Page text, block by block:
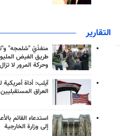
التقارير
منفذَيّ "شلمجه"
طريق الفيض
وحركة المرور لا
آيلب: أداة أمريكية
العراق المستقبليين
استدعاء القائم
إلى وزارة الخارجية